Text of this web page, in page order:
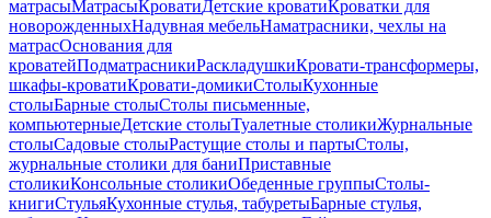
матрасыМатрасыКроватиДетские кроватиКроватки для
новорожденныхНадувная мебельНаматрасники, чехлы на
матрасОснования для
кроватейПодматрасникиРаскладушкиКровати-трансформеры,
шкафы-кроватиКровати-домикиСтолыКухонные
столыБарные столыСтолы письменные,
компьютерныеДетские столыТуалетные столикиЖурнальные
столыСадовые столыРастущие столы и партыСтолы,
журнальные столики для баниПриставные
столикиКонсольные столикиОбеденные группыСтолы-
книгиСтульяКухонные стулья, табуретыБарные стулья,